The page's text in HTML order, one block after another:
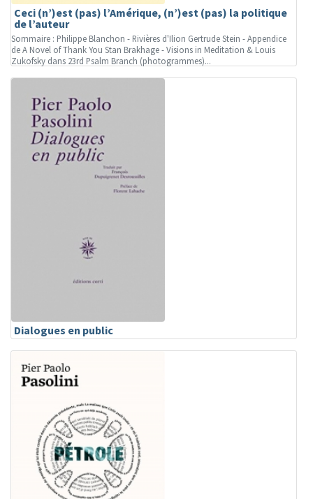
Ceci (n’)est (pas) l’Amérique, (n’)est (pas) la politique
de l’auteur
Sommaire : Philippe Blanchon - Rivières d'Ilion Gertrude Stein - Appendice
de A Novel of Thank You Stan Brakhage - Visions in Meditation & Louis
Zukofsky dans 23rd Psalm Branch (photogrammes)...
Dialogues en public